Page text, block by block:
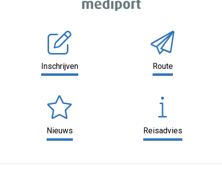
Inschrijven Route
Nieuws Reisadvies